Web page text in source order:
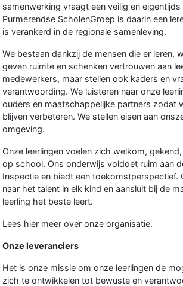
samenwerking vraagt ​​een veilig en eigentijds
Purmerendse ScholenGroep is daarin een
is verankerd in de regionale samenleving.
We bestaan ​​dankzij de mensen die er leren,
geven ruimte en schenken vertrouwen aan
medewerkers, maar stellen ook kaders en
verantwoording. We luisteren naar onze
ouders en maatschappelijke partners zodat
blijven verbeteren. We stellen eisen aan
omgeving.
Onze leerlingen voelen zich welkom,
op school. Ons onderwijs voldoet ruim aan
Inspectie en biedt een toekomstperspectief.
naar het talent in elk kind en aansluit bij de
leerling het beste leert.
Lees hier meer over onze organisatie.
Onze leveranciers
Het is onze missie om onze leerlingen de
zich te ontwikkelen tot bewuste en